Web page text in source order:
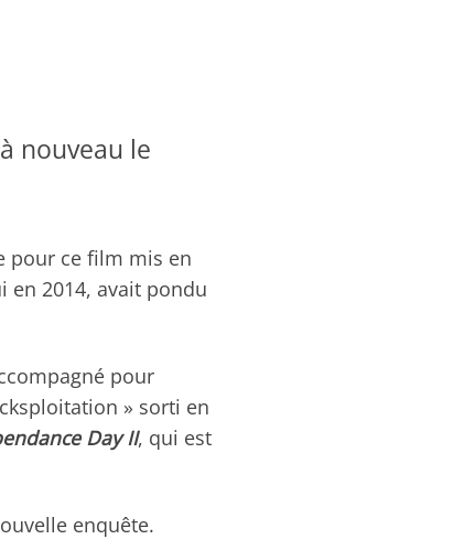
nouveau le
ce film mis en
en 2014, avait pondu
pour
» sorti en
Day II, qui est
enquête.